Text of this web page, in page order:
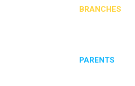
BRANCHES
PARENTS